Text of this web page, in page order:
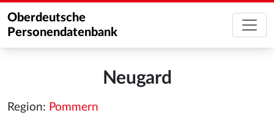
Oberdeutsche
Personendatenbank
Neugard
Region: Pommern